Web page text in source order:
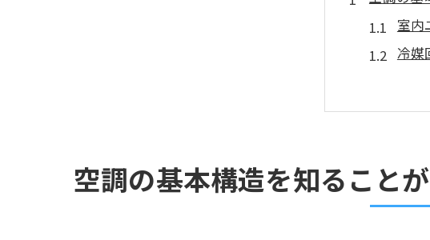
室内
冷媒
フ
快適
エ
エアコン
空調の基本構造を知ること